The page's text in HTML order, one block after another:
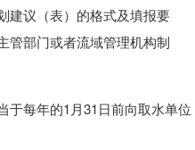
议（表）的格式及填报要
管部门或者流域管理机构制
每年的1月31日前向取水单位